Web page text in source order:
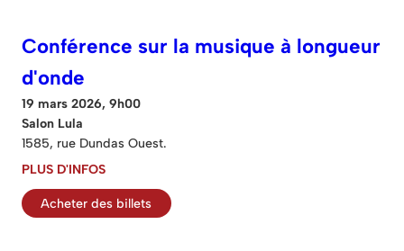
Conférence sur la musique à longueur
d'onde
19 mars 2026, 9h00
Salon Lula
1585, rue Dundas Ouest.
PLUS D'INFOS
Acheter des billets